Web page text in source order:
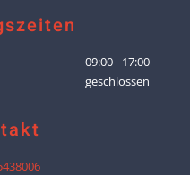
09:00 - 17:00
geschlossen